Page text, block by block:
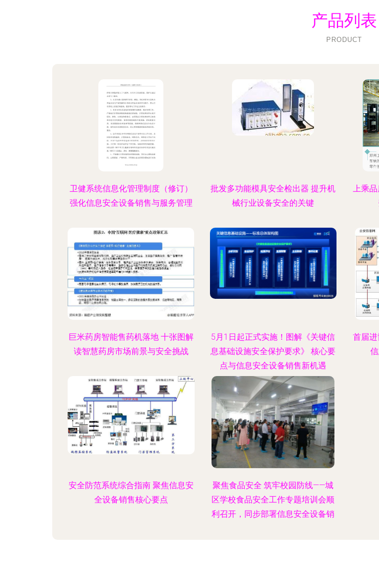
产品列表
PRODUCT
卫健系统信息化管理制度（修订）
强化信息安全设备销售与服务管理
批发多功能模具安全检出器 提升机
械行业设备安全的关键
上乘
巨米药房智能售药机落地 十张图解
读智慧药房市场前景与安全挑战
5月1日起正式实施！图解《关键信
息基础设施安全保护要求》 核心要
点与信息安全设备销售新机遇
首届
安全防范系统综合指南 聚焦信息安
全设备销售核心要点
聚焦食品安全 筑牢校园防线——城
区学校食品安全工作专题培训会顺
利召开，同步部署信息安全设备销